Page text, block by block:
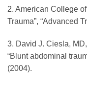
2. American College
Trauma”, “Advanced
3. David J. Ciesla,
“Blunt abdominal
(2004).